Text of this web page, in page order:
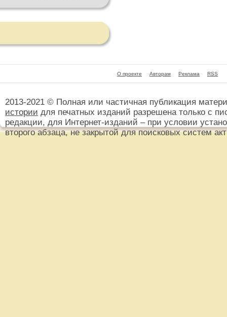
О проекте Авторам Реклама RSS
2013-2021 © Полная или частичная публикация
истории для печатных изданий разрешена только с
редакции, для Интернет-изданий – при условии
второго абзаца, не закрытой для поисковых систем